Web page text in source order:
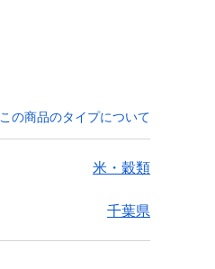
この商品のタイプについて
米・穀類
千葉県